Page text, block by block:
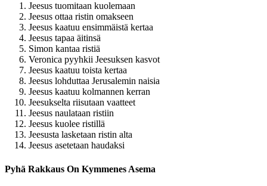
Jeesus tuomitaan kuolemaan
Jeesus ottaa ristin omakseen
Jeesus kaatuu ensimmäistä kertaa
Jeesus tapaa äitinsä
Simon kantaa ristiä
Veronica pyyhkii Jeesuksen kasvot
Jeesus kaatuu toista kertaa
Jeesus lohduttaa Jerusalemin naisia
Jeesus kaatuu kolmannen kerran
Jeesukselta riisutaan vaatteet
Jeesus naulataan ristiin
Jeesus kuolee ristillä
Jeesusta lasketaan ristin alta
Jeesus asetetaan haudaksi
Pyhä Rakkaus On Kymmenes Asema